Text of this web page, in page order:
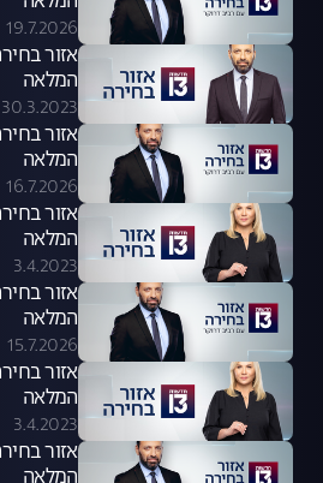
19.7.2026
המלאה
30.3.2023
המלאה
16.7.2026
המלאה
3.4.2023
המלאה
15.7.2026
המלאה
3.4.2023